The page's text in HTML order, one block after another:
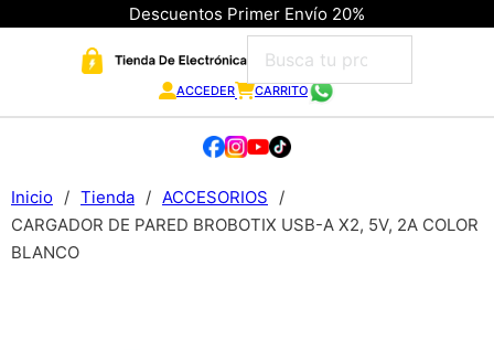
Descuentos Primer Envío 20%
ACCEDER CARRITO
Inicio / Tienda / ACCESORIOS
/
CARGADOR DE PARED BROBOTIX USB-A X2, 5V, 2A COLOR
BLANCO